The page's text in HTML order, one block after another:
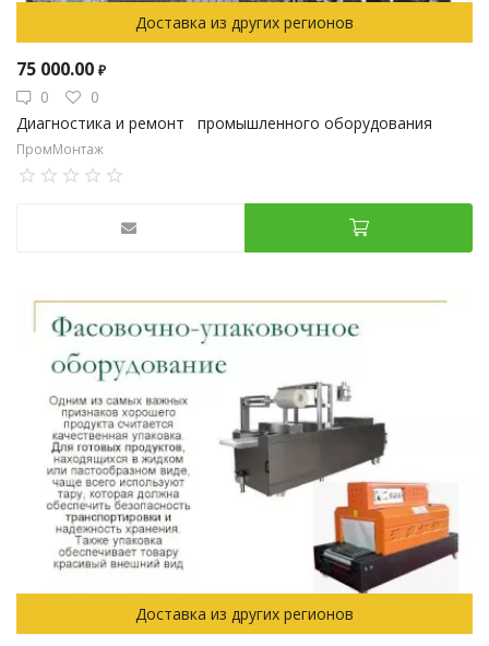
Доставка из других регионов
75 000.00 ₽
0
0
Диагностика и ремонт промышленного оборудования
ПромМонтаж
Доставка из других регионов